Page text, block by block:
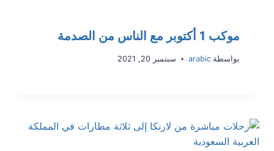
موكب 1 أكتوبر مع الناس من الصدمة
بواسطة arabic سبتمبر 20, 2021